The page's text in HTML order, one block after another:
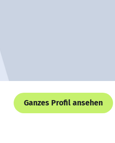
Ganzes Profil ansehen